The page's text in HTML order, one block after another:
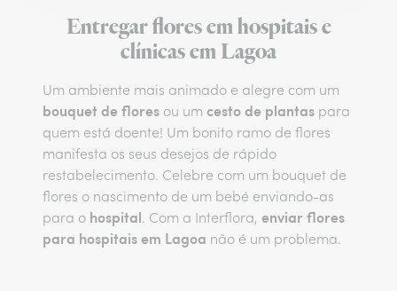
Entregar flores em hospitais e
clínicas em Lagoa
Um ambiente mais animado e alegre com um
bouquet de flores ou um cesto de plantas para
quem está doente! Um bonito ramo de flores
manifesta os seus desejos de rápido
restabelecimento. Celebre com um bouquet de
flores o nascimento de um bebé enviando-as
para o hospital. Com a Interflora, enviar flores
para hospitais em Lagoa não é um problema.